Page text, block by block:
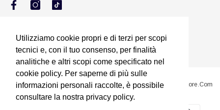
Utilizziamo cookie propri e di terzi per scopi
tecnici e, con il tuo consenso, per finalità
analitiche e altri scopi come specificato nel
cookie policy. Per saperne di più sulle
informazioni personali raccolte, è possibile
consultare la nostra privacy policy.
Utilizziamo cookie propri e di terzi per scopi
tecnici e, con il tuo consenso, per finalità
analitiche e altri scopi come specificato nel
cookie policy. Per saperne di più sulle
informazioni personali raccolte, è possibile
consultare la nostra privacy policy.
@2023 Sito Proprietà Di Squillario Jessica Titolare Di ShopponiStore.com